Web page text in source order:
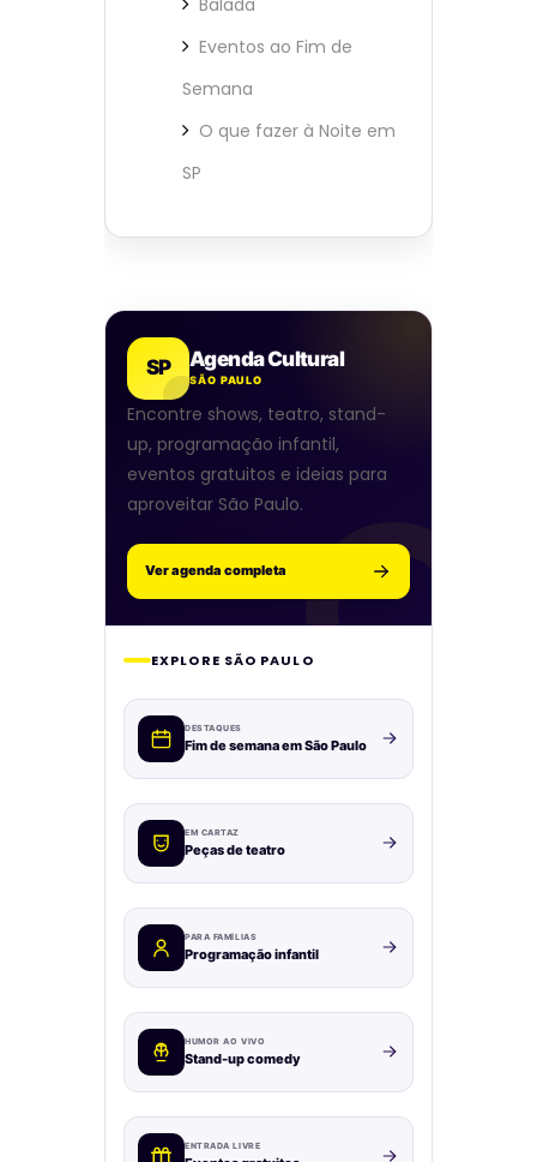
Eventos ao Fim de
Semana
O que fazer à Noite em
SP
SP Agenda Cultural
SÃO PAULO
Encontre shows, teatro, stand-
up, programação infantil,
eventos gratuitos e ideias para
aproveitar São Paulo.
Ver agenda completa
EXPLORE SÃO PAULO
DESTAQUES
Fim de semana em São Paulo
EM CARTAZ
Peças de teatro
PARA FAMÍLIAS
Programação infantil
HUMOR AO VIVO
Stand-up comedy
ENTRADA LIVRE